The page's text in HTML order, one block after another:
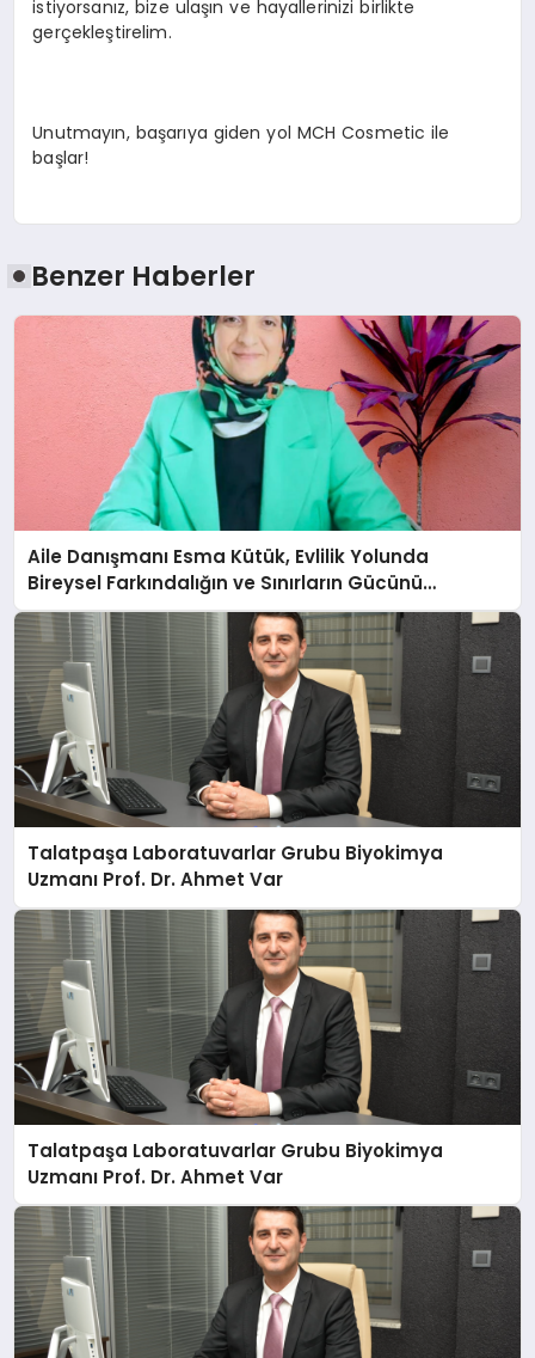
istiyorsanız, bize ulaşın ve hayallerinizi birlikte
gerçekleştirelim.
Unutmayın, başarıya giden yol MCH Cosmetic ile
başlar!
Benzer Haberler
Aile Danışmanı Esma Kütük, Evlilik Yolunda
Bireysel Farkındalığın ve Sınırların Gücünü
Anlatıyor
Talatpaşa Laboratuvarlar Grubu Biyokimya
Uzmanı Prof. Dr. Ahmet Var
Talatpaşa Laboratuvarlar Grubu Biyokimya
Uzmanı Prof. Dr. Ahmet Var